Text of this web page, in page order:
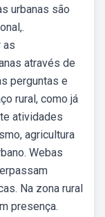
urbanas são
as
através de
perguntas e
rural, como já
atividades
agricultura
Webas
Na zona rural
presença.